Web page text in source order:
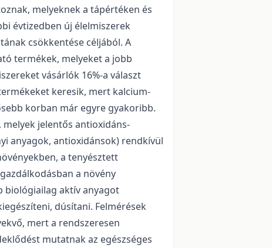
melyeknek a tápértéken és
évtizedben új élelmiszerek
csökkentése céljából. A
termékek, melyeket a jobb
vásárlók 16%-a választ
keresik, mert kalcium-
korban már egyre gyakoribb.
jelentős antioxidáns-
anyagok, antioxidánsok) rendkívül
a tenyésztett
a növény
biológiailag aktív anyagot
dúsítani. Felmérések
mert a rendszeresen
mutatnak az egészséges